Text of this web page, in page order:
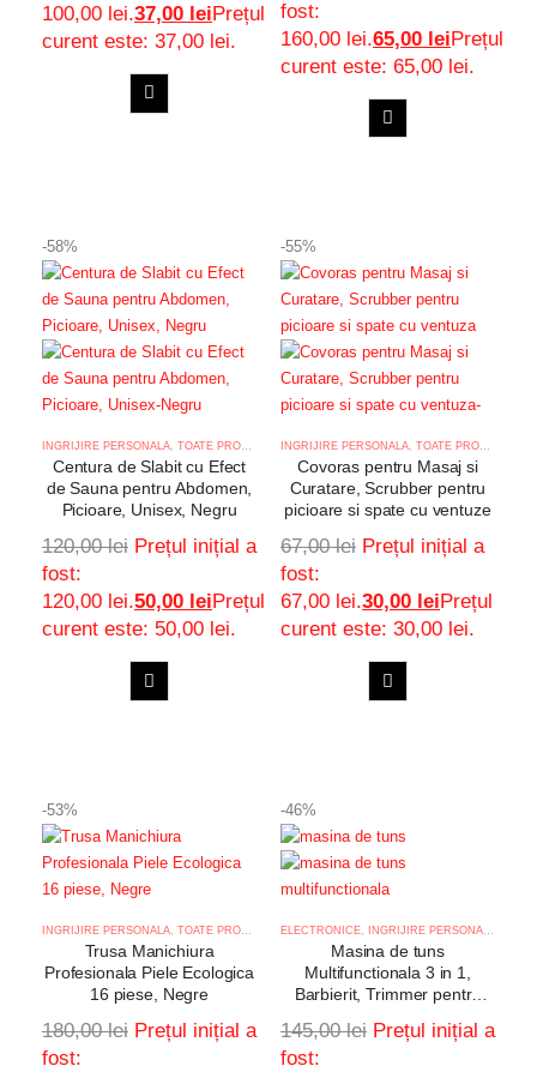
100,00 lei.37,00 leiPrețul
curent este: 37,00 lei.
favorite
fost:
160,00 lei.65,00 leiPrețul
curent este: 65,00 lei.
favorite
-58%
INGRIJIRE PERSONALA, TOATE PRODUSELE
Centura de Slabit cu Efect
de Sauna pentru Abdomen,
Picioare, Unisex, Negru
120,00lei Prețul inițial a
fost:
120,00 lei.50,00 lei Prețul
curent este: 50,00 lei.
-55%
INGRIJIRE PERSONALA, TOATE PRODUSELE
Covoras pentru Masaj si
Curatare, Scrubber pentru
picioare si spate cu ventuze
67,00lei Prețul inițial a
fost:
67,00 lei.30,00 lei Prețul
curent este: 30,00 lei.
-53%
INGRIJIRE PERSONALA TOATE PRODUSELE
Trusa Manichiura
Profesionala Piele Ecologica
16 piese, Negre
180,00lei Prețul inițial a
fost:
-46%
ELECTRONICE, INGRIJIRE PERSONALA
Masina de tuns
Multifunctionala 3 in 1,
Barbierit, Trimmer pentru
145,00lei Prețul inițial a
fost: